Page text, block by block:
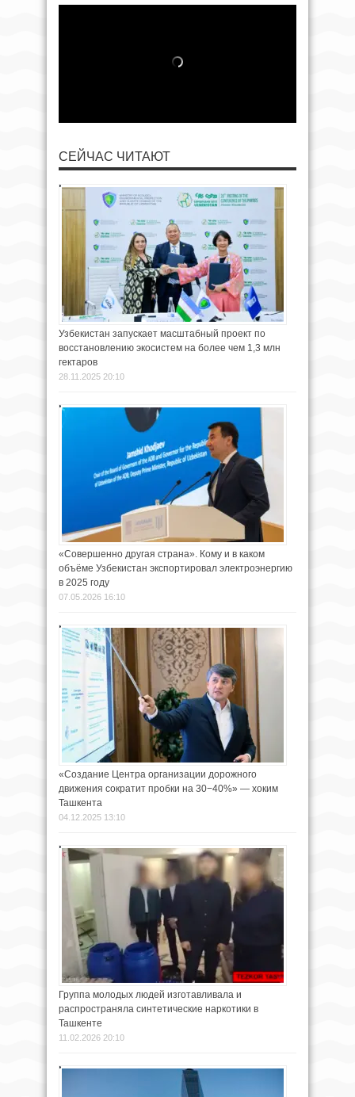
СЕЙЧАС ЧИТАЮТ
Узбекистан запускает масштабный проект по
восстановлению экосистем на более чем 1,3 млн
гектаров
28.11.2025 20:10
«Совершенно другая страна». Кому и в каком
объёме Узбекистан экспортировал электроэнергию
в 2025 году
07.05.2026 16:10
«Создание Центра организации дорожного
движения сократит пробки на 30−40%» — хоким
Ташкента
04.12.2025 13:10
Группа молодых людей изготавливала и
распространяла синтетические наркотики в
Ташкенте
11.02.2026 20:10